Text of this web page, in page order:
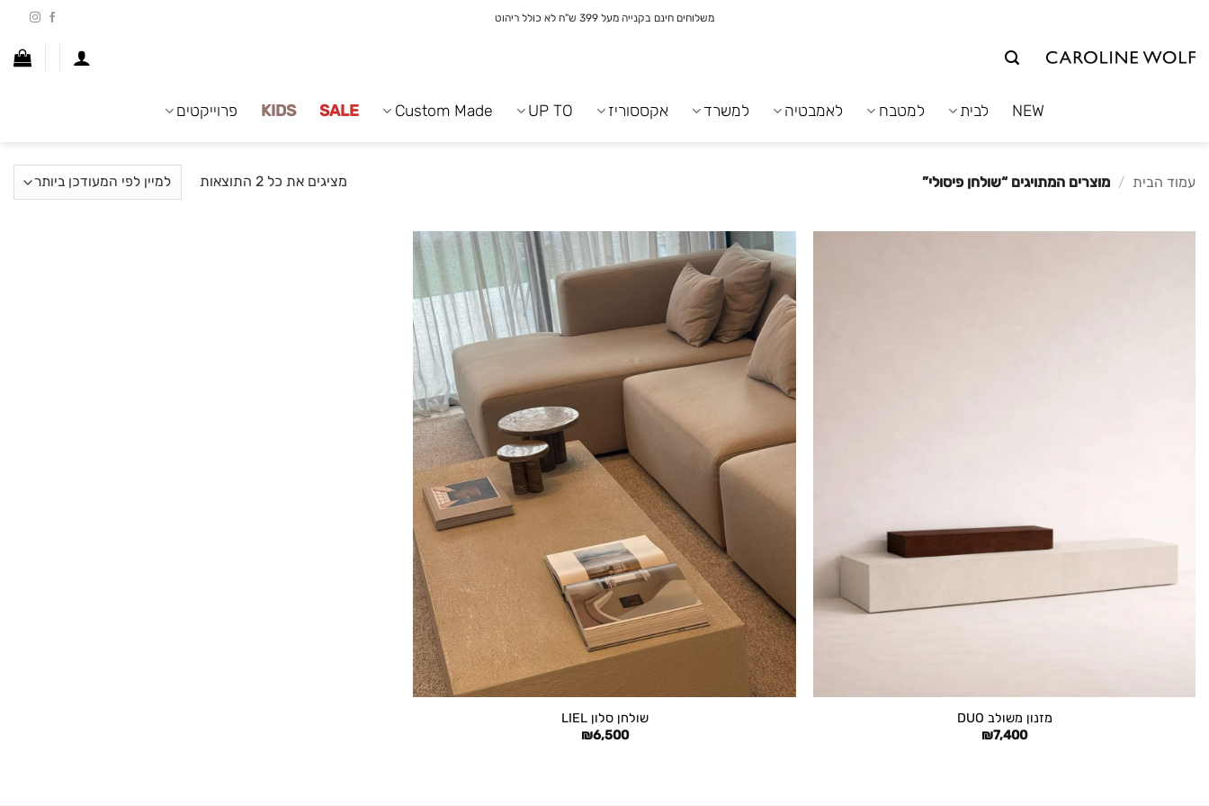
משלוחים חינם בקנייה מעל 399 ש"ח לא כולל ריהוט
NEW לבית למטבח לאמבטיה למשרד אקססוריז UP TO
Custom Made
SALE
KIDS פרוייקטים
עמוד הבית / מוצרים המתויגים “שולחן פיסולי” מציגים את כל ⁦2⁩ התוצאות
ממוין
מזנון משולב DUO
₪7,400
+
שולחן סלון LIEL
₪6,500